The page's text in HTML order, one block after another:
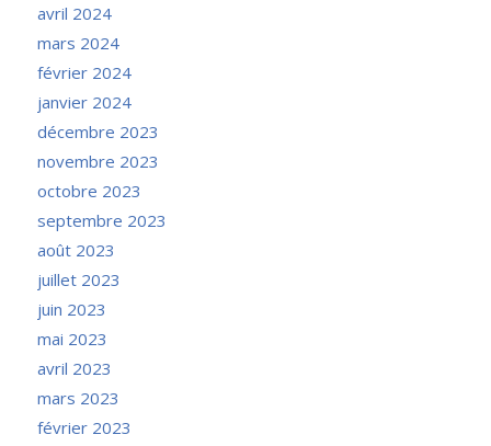
avril 2024
mars 2024
février 2024
janvier 2024
décembre 2023
novembre 2023
octobre 2023
septembre 2023
août 2023
juillet 2023
juin 2023
mai 2023
avril 2023
mars 2023
février 2023